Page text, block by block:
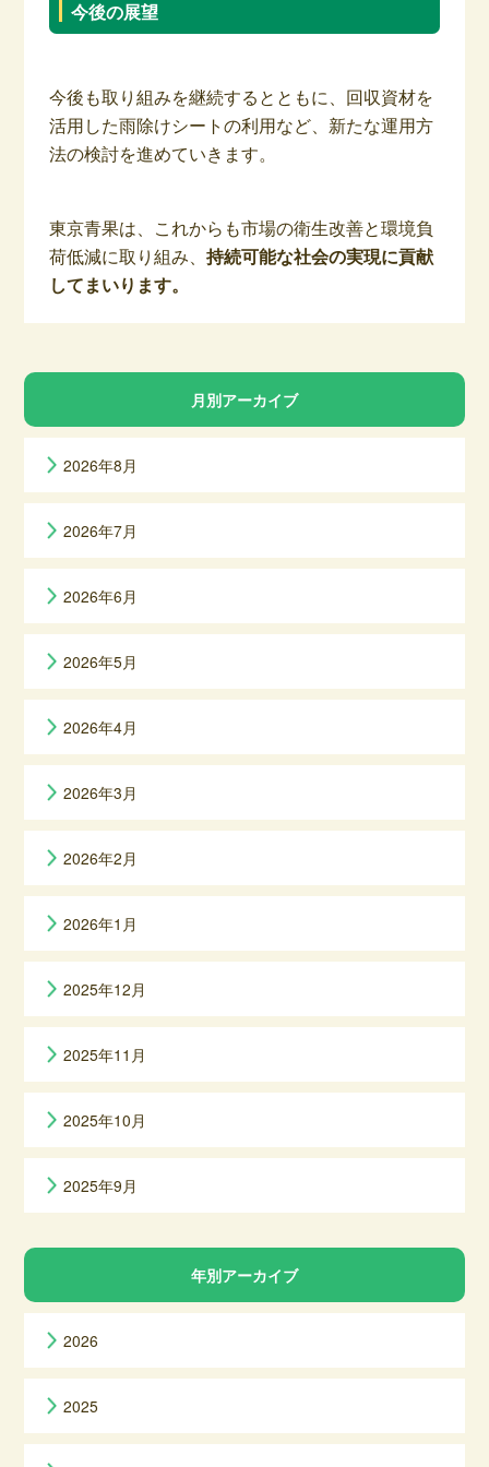
今後の展望
今後も取り組みを継続するとともに、回収資材を
活用した雨除けシートの利用など、新たな運用方
法の検討を進めていきます。
東京青果は、これからも市場の衛生改善と環境負
荷低減に取り組み、 持続可能な社会の実現に貢献
してまいります。
月別アーカイブ
2026年8月
2026年7月
2026年6月
2026年5月
2026年4月
2026年3月
2026年2月
2026年1月
2025年12月
2025年11月
2025年10月
2025年9月
年別アーカイブ
2026
2025